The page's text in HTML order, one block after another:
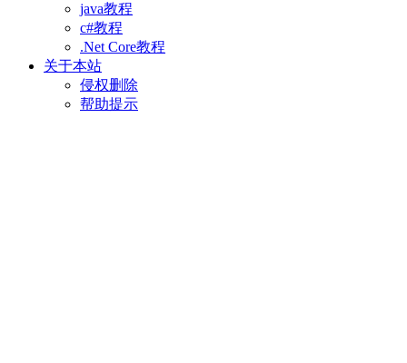
java教程
c#教程
.Net Core教程
关于本站
侵权删除
帮助提示